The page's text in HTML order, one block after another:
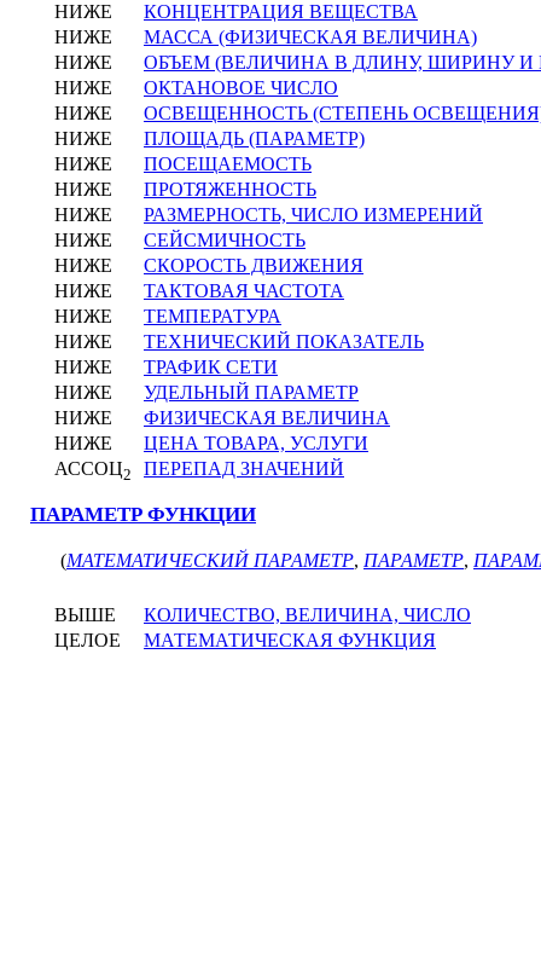
НИЖЕ
КОНЦЕНТРАЦИЯ ВЕЩЕСТВА
НИЖЕ
МАССА (ФИЗИЧЕСКАЯ ВЕЛИЧИНА)
НИЖЕ
ОБЪЕМ (ВЕЛИЧИНА В ДЛИНУ, ШИРИНУ И
НИЖЕ
ОКТАНОВОЕ ЧИСЛО
НИЖЕ
ОСВЕЩЕННОСТЬ (СТЕПЕНЬ
НИЖЕ
ПЛОЩАДЬ (ПАРАМЕТР)
НИЖЕ
ПОСЕЩАЕМОСТЬ
НИЖЕ
ПРОТЯЖЕННОСТЬ
НИЖЕ
РАЗМЕРНОСТЬ, ЧИСЛО ИЗМЕРЕНИЙ
НИЖЕ
СЕЙСМИЧНОСТЬ
НИЖЕ
СКОРОСТЬ ДВИЖЕНИЯ
НИЖЕ
ТАКТОВАЯ ЧАСТОТА
НИЖЕ
ТЕМПЕРАТУРА
НИЖЕ
ТЕХНИЧЕСКИЙ ПОКАЗАТЕЛЬ
НИЖЕ
ТРАФИК СЕТИ
НИЖЕ
УДЕЛЬНЫЙ ПАРАМЕТР
НИЖЕ
ФИЗИЧЕСКАЯ ВЕЛИЧИНА
НИЖЕ
ЦЕНА ТОВАРА, УСЛУГИ
АССОЦ2 ПЕРЕПАД ЗНАЧЕНИЙ
ПАРАМЕТР ФУНКЦИИ
(МАТЕМАТИЧЕСКИЙ ПАРАМЕТР, ПАРАМЕТР,
ВЫШЕ
КОЛИЧЕСТВО, ВЕЛИЧИНА, ЧИСЛО
ЦЕЛОЕ
МАТЕМАТИЧЕСКАЯ ФУНКЦИЯ